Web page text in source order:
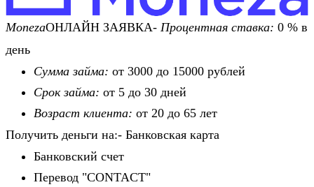
MonezaОНЛАЙН ЗАЯВКА- Процентная ставка: 0 % в
день
Сумма займа: от 3000 до 15000 рублей
Срок займа: от 5 до 30 дней
Возраст клиента: от 20 до 65 лет
Получить деньги на:- Банковская карта
Банковский счет
Перевод "CONTACT"